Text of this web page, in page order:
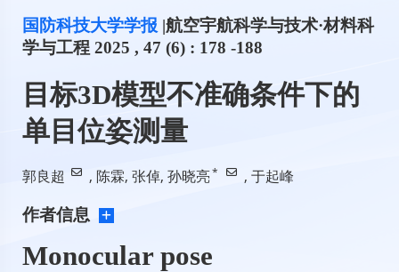
国防科技大学学报 |航空宇航科学与技术·材料科
学与工程 2025 , 47 (6) : 178 -188
目标3D模型不准确条件下的
单目位姿测量
郭良超 , 陈霖, 张倬, 孙晓亮* , 于起峰
作者信息
Monocular pose